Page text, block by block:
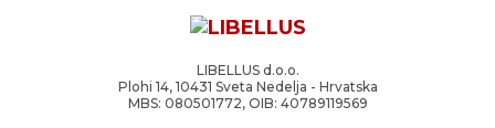
LIBELLUS d.o.o.
Plohi 14, 10431 Sveta Nedelja - Hrvatska
MBS: 080501772, OIB: 40789119569